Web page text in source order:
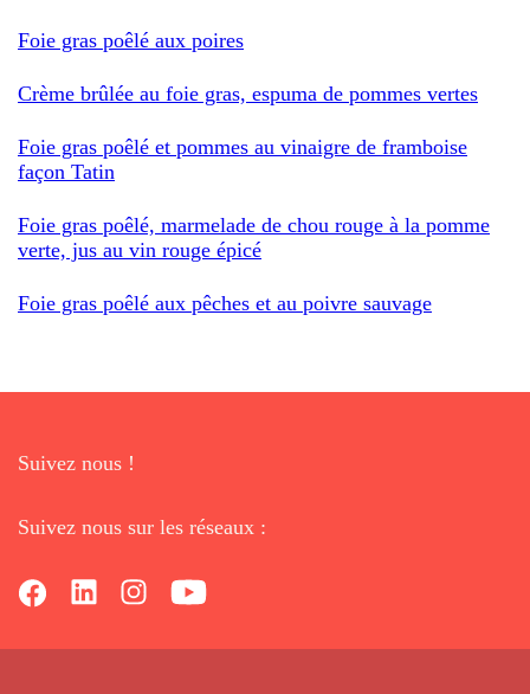
Foie gras poêlé aux poires
Crème brûlée au foie gras, espuma de pommes vertes
Foie gras poêlé et pommes au vinaigre de framboise
façon Tatin
Foie gras poêlé, marmelade de chou rouge à la pomme
verte, jus au vin rouge épicé
Foie gras poêlé aux pêches et au poivre sauvage
Suivez nous !
Suivez nous sur les réseaux :